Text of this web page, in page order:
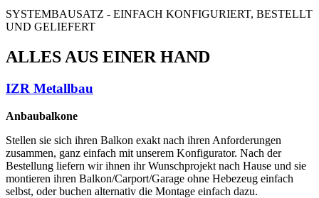
SYSTEMBAUSATZ - EINFACH KONFIGURIERT, BESTELLT
UND GELIEFERT
ALLES AUS EINER HAND
IZR Metallbau
Anbaubalkone
Stellen sie sich ihren Balkon exakt nach ihren Anforderungen
zusammen, ganz einfach mit unserem Konfigurator. Nach der
Bestellung liefern wir ihnen ihr Wunschprojekt nach Hause und sie
montieren ihren Balkon/Carport/Garage ohne Hebezeug einfach
selbst, oder buchen alternativ die Montage einfach dazu.